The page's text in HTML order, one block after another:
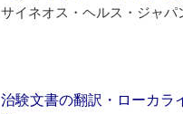
サイネオス・ヘルス・ジャパ
治験文書の翻訳・ローカラ